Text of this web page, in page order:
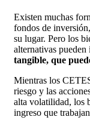
Existen muchas
fondos de
su lugar. Pero los
alternativas pueden
tangible, que
Mientras los
riesgo y las
alta volatilidad, los
ingreso que